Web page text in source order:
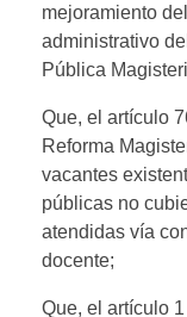
mejoramiento
administrativo
Pública
Que, el artículo
Reforma
vacantes
públicas no
atendidas vía
docente;
Que, el artículo